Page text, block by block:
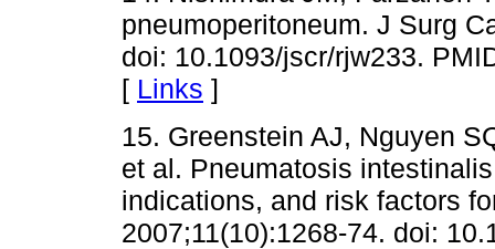
pneumoperitoneum. J Surg
doi: 10.1093/jscr/rjw233.
[ Links ]
15. Greenstein AJ, Nguyen
et al. Pneumatosis
indications, and risk factors
2007;11(10):1268-74. doi: